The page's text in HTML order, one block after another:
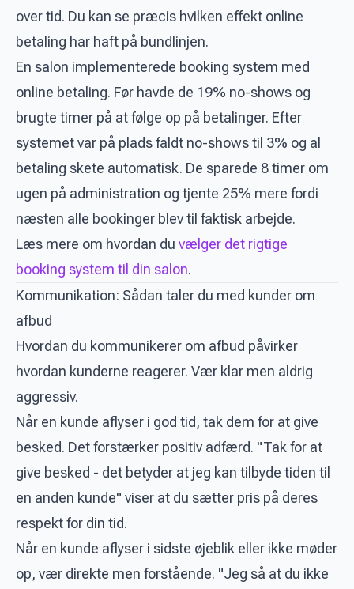
over tid. Du kan se præcis hvilken effekt online
betaling har haft på bundlinjen.
En salon implementerede booking system med
online betaling. Før havde de 19% no-shows og
brugte timer på at følge op på betalinger. Efter
systemet var på plads faldt no-shows til 3% og al
betaling skete automatisk. De sparede 8 timer om
ugen på administration og tjente 25% mere fordi
næsten alle bookinger blev til faktisk arbejde.
Læs mere om hvordan du vælger det rigtige
booking system til din salon.
Kommunikation: Sådan taler du med kunder om
afbud
Hvordan du kommunikerer om afbud påvirker
hvordan kunderne reagerer. Vær klar men aldrig
aggressiv.
Når en kunde aflyser i god tid, tak dem for at give
besked. Det forstærker positiv adfærd. "Tak for at
give besked - det betyder at jeg kan tilbyde tiden til
en anden kunde" viser at du sætter pris på deres
respekt for din tid.
Når en kunde aflyser i sidste øjeblik eller ikke møder
op, vær direkte men forstående. "Jeg så at du ikke